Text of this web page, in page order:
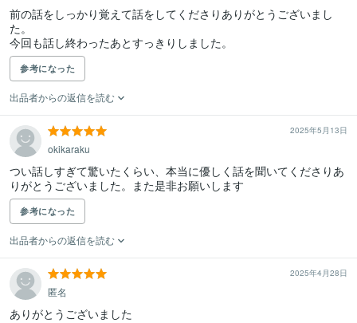
前の話をしっかり覚えて話をしてくださりありがとうございまし
た。
今回も話し終わったあとすっきりしました。
参考になった
出品者からの返信を読む
2025年5月13日
okikaraku
つい話しすぎて驚いたくらい、本当に優しく話を聞いてくださりあ
りがとうございました。また是非お願いします
参考になった
出品者からの返信を読む
2025年4月28日
匿名
ありがとうございました